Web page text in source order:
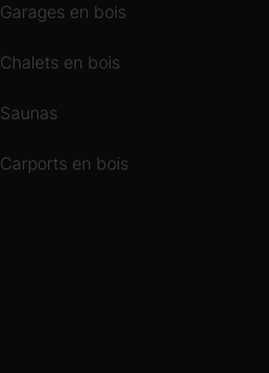
Garages en bois
Chalets en bois
Saunas
Carports en bois